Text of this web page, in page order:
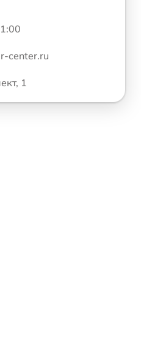
center.ru
1